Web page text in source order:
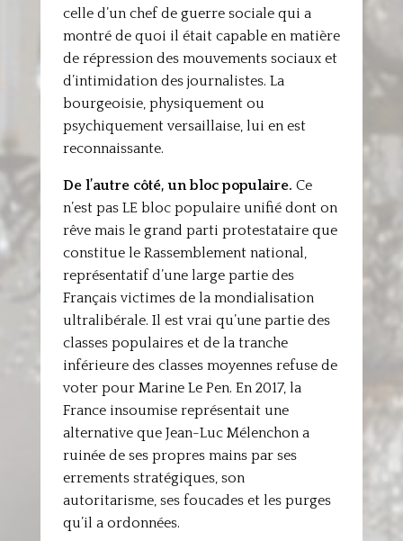
celle d’un chef de guerre sociale qui a
montré de quoi il était capable en matière
de répression des mouvements sociaux et
d’intimidation des journalistes. La
bourgeoisie, physiquement ou
psychiquement versaillaise, lui en est
reconnaissante.
De l’autre côté, un bloc populaire. Ce
n’est pas LE bloc populaire unifié dont on
rêve mais le grand parti protestataire que
constitue le Rassemblement national,
représentatif d’une large partie des
Français victimes de la mondialisation
ultralibérale. Il est vrai qu’une partie des
classes populaires et de la tranche
inférieure des classes moyennes refuse de
voter pour Marine Le Pen. En 2017, la
France insoumise représentait une
alternative que Jean-Luc Mélenchon a
ruinée de ses propres mains par ses
errements stratégiques, son
autoritarisme, ses foucades et les purges
qu’il a ordonnées.